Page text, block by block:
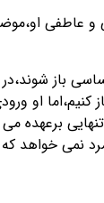
باز
کنیم،اما
نمی خواهد